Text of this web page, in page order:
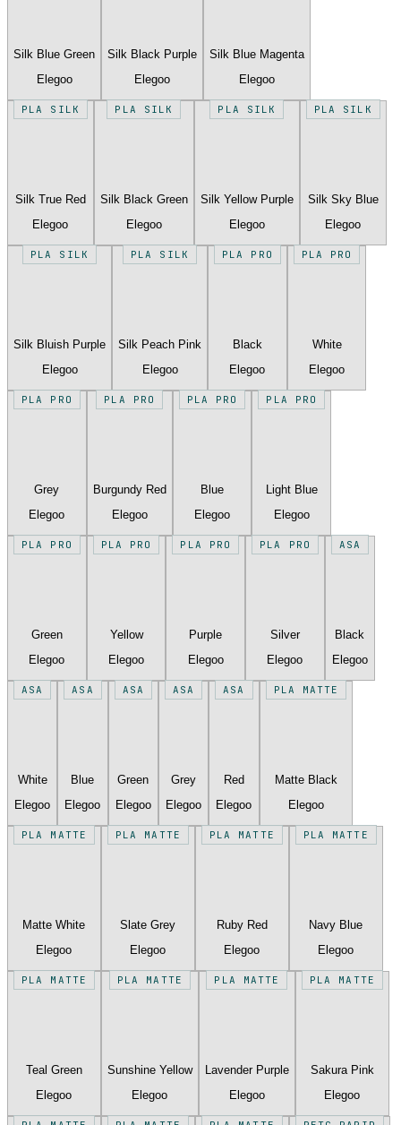
Silk Blue Green
Elegoo
Silk Black Purple
Elegoo
Silk Blue Magenta
Elegoo
PLA SILK
Silk True Red
Elegoo
PLA SILK
Silk Black Green
Elegoo
PLA SILK
Silk Yellow Purple
Elegoo
PLA SILK
Silk Sky Blue
Elegoo
PLA SILK
Silk Bluish Purple
Elegoo
PLA SILK
Silk Peach Pink
Elegoo
PLA PRO
Black
Elegoo
PLA PRO
White
Elegoo
PLA PRO
Grey
Elegoo
PLA PRO
Burgundy Red
Elegoo
PLA PRO
Blue
Elegoo
PLA PRO
Light Blue
Elegoo
PLA PRO
Green
Elegoo
PLA PRO
Yellow
Elegoo
PLA PRO
Purple
Elegoo
PLA PRO
Silver
Elegoo
ASA
Black
Elegoo
ASA
White
Elegoo
ASA
Blue
Elegoo
ASA
Green
Elegoo
ASA
Grey
Elegoo
ASA
Red
Elegoo
PLA MATTE
Matte Black
Elegoo
PLA MATTE
Matte White
Elegoo
PLA MATTE
Slate Grey
Elegoo
PLA MATTE
Ruby Red
Elegoo
PLA MATTE
Navy Blue
Elegoo
PLA MATTE
Teal Green
Elegoo
PLA MATTE
Sunshine Yellow
Elegoo
PLA MATTE
Lavender Purple
Elegoo
PLA MATTE
Sakura Pink
Elegoo